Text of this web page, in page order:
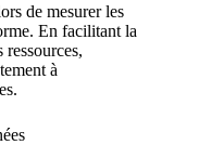
de mesurer les
En facilitant la
à